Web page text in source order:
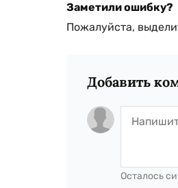
Заметили ошибку?
Пожалуйста,
Добавить
Осталось